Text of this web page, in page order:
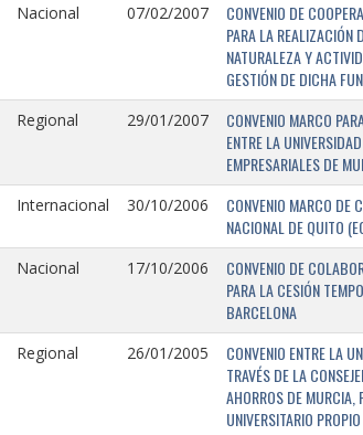
Nacional 07/02/2007
CONVENIO DE
PARA LA REALIZACIÓN
NATURALEZA Y
GESTIÓN DE DICHA
Regional 29/01/2007
CONVENIO MARCO
ENTRE LA
EMPRESARIALES DE
Internacional 30/10/2006
CONVENIO MARCO DE
NACIONAL DE QUITO
Nacional 17/10/2006
CONVENIO DE
PARA LA CESIÓN
BARCELONA
Regional 26/01/2005
CONVENIO ENTRE LA
TRAVÉS DE LA
AHORROS DE MURCIA,
UNIVERSITARIO